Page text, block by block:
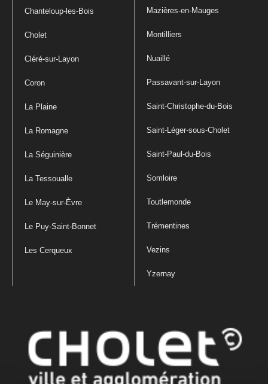
Chanteloup-les-Bois
Cholet
Cléré-sur-Layon
Coron
La Plaine
La Romagne
La Séguinière
La Tessoualle
Le May-sur-Èvre
Le Puy-Saint-Bonnet
Les Cerqueux
Mazières-en-Mauges
Montilliers
Nuaillé
Passavant-sur-Layon
Saint-Christophe-du-Bois
Saint-Léger-sous-Cholet
Saint-Paul-du-Bois
Somloire
Toutlemonde
Trémentines
Vezins
Yzernay